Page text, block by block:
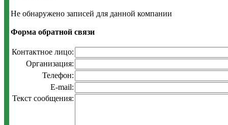
Не обнаружено записей для данной компании
Форма обратной связи
Контактное лицо:
Организация:
Телефон:
E-mail:
Текст сообщения: